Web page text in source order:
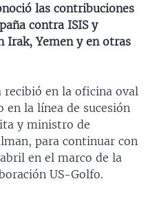
las contribuciones
contra ISIS y
Irak, Yemen y en otras
recibió en la oficina oval
en la línea de sucesión
y ministro de
para continuar con
en el marco de la
US-Golfo.